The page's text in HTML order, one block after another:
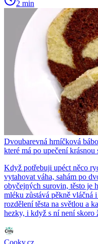
2 min
Dvoubarevná hrníčková
které má po upečení krásnou
Když potřebuji upéct něco
vytahovat váha, sahám po
obyčejných surovin, těsto je
mléku zůstává pěkně vláčná
rozdělení těsta na světlou a
hezky, i když s ní není skoro
Cooky.cz